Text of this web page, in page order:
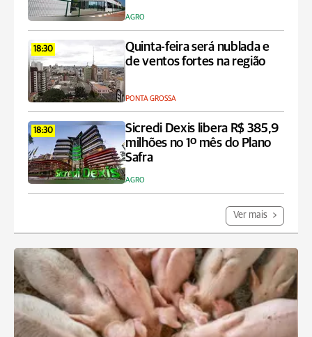
AGRO
18:30
Quinta-feira será nublada e
de ventos fortes na região
PONTA GROSSA
18:30
Sicredi Dexis libera R$ 385,9
milhões no 1º mês do Plano
Safra
AGRO
Ver mais